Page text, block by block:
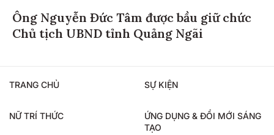
Ông Nguyễn Đức Tâm được bầu giữ chức
Chủ tịch UBND tỉnh Quảng Ngãi
TRANG CHỦ SỰ KIỆN
NỮ TRÍ THỨC
ỨNG DỤNG & ĐỔI MỚI SÁNG
TẠO